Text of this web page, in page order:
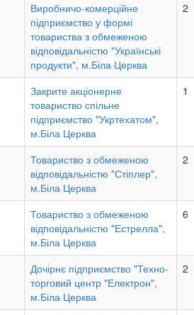
Виробничо-комерційне
підприємство у формі
товариства з обмеженою
відповідальністю "Українські
продукти", м.Біла Церква
2
Закрите акціонерне
товариство спільне
підприємство "Укртехатом",
м.Біла Церква
1
Товариство з обмеженою
відповідальністю "Стіплер",
м.Біла Церква
2
Товариство з обмеженою
відповідальністю "Естрелла",
м.Біла Церква
6
Дочірнє підприємство "Техно-
торговий центр "Електрон",
м.Біла Церква
2